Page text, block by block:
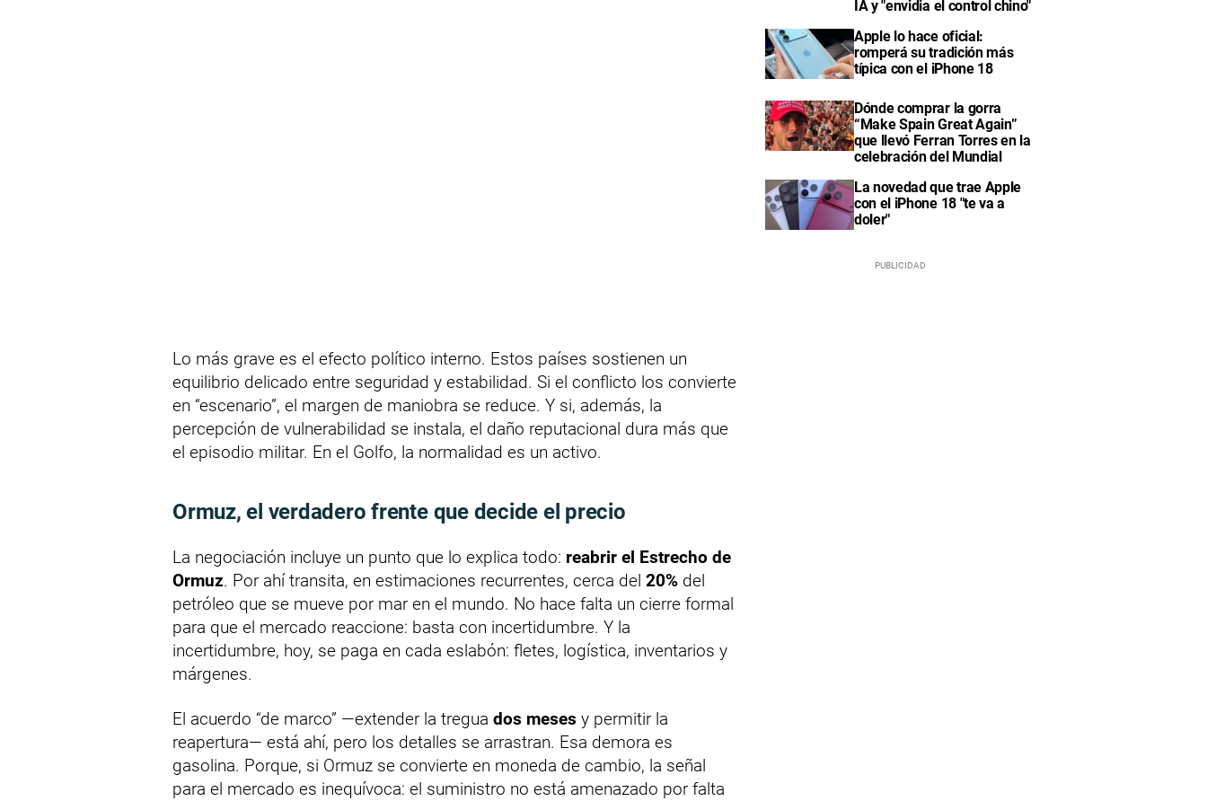
Lo más grave es el efecto político interno. Estos países sostienen un
equilibrio delicado entre seguridad y estabilidad. Si el conflicto los convierte
en “escenario”, el margen de maniobra se reduce. Y si, además, la
percepción de vulnerabilidad se instala, el daño reputacional dura más que
el episodio militar. En el Golfo, la normalidad es un activo.
Ormuz, el verdadero frente que decide el precio
La negociación incluye un punto que lo explica todo: reabrir el Estrecho de
Ormuz. Por ahí transita, en estimaciones recurrentes, cerca del 20% del
petróleo que se mueve por mar en el mundo. No hace falta un cierre formal
para que el mercado reaccione: basta con incertidumbre. Y la
incertidumbre, hoy, se paga en cada eslabón: fletes, logística, inventarios y
márgenes.
El acuerdo “de marco” —extender la tregua dos meses y permitir la
reapertura— está ahí, pero los detalles se arrastran. Esa demora es
gasolina. Porque, si Ormuz se convierte en moneda de cambio, la señal
para el mercado es inequívoca: el suministro no está amenazado por falta
IA y "envidia el control chino"
Apple lo hace oficial:
romperá su tradición más
típica con el iPhone 18
Dónde comprar la gorra
“Make Spain Great Again”
que llevó Ferran Torres en la
celebración del Mundial
La novedad que trae Apple
con el iPhone 18 "te va a
doler"